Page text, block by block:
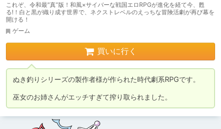
これぞ、令和最″真”版！和風×サイバーな戦国エロRPGが進化を経て今、甦
る!！白と黒が織り成す世界で、ネクストレベルのえっちな冒険活劇が再び幕を
開ける！
ゲーム
買いに行く
ぬき釣りシリーズの製作者様が作られた時代劇系RPGです。